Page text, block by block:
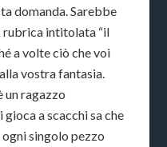
domanda. Sarebbe
rubrica intitolata “il
a volte ciò che voi
vostra fantasia.
un ragazzo
a scacchi sa che
singolo pezzo